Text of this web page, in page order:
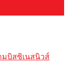
มบิสซิเนสนิวส์